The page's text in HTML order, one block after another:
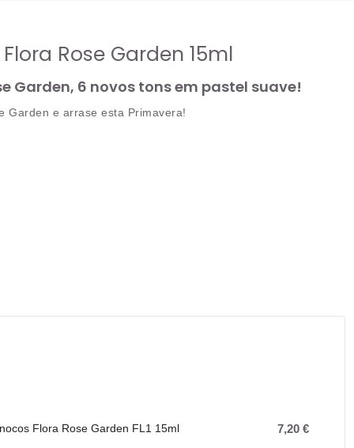
Rose Garden 15ml
Garden, 6 novos tons em pastel suave!
Garden e arrase esta Primavera!
Flora Rose Garden FL1 15ml 7,20 €